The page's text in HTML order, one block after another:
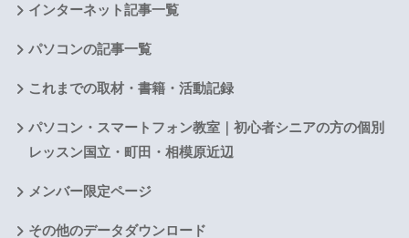
インターネット記事一覧
パソコンの記事一覧
これまでの取材・書籍・活動記録
パソコン・スマートフォン教室｜初心者シニアの方の個別
レッスン国立・町田・相模原近辺
メンバー限定ページ
その他のデータダウンロード